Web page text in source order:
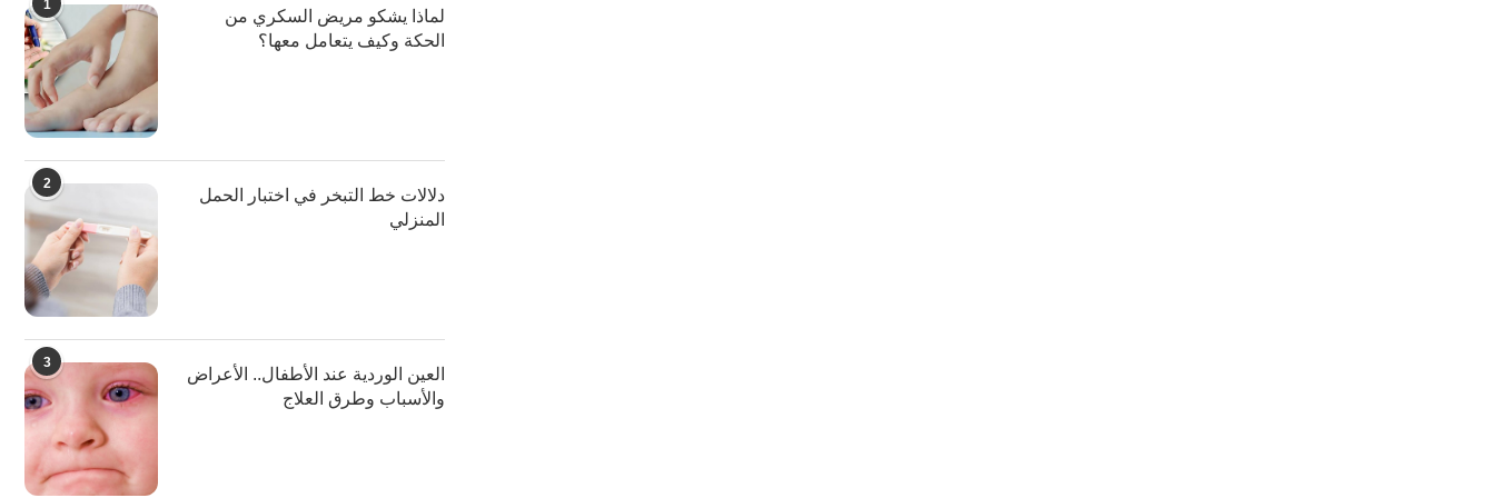
1
لماذا يشكو مريض السكري من
الحكة وكيف يتعامل معها؟
2
دلالات خط التبخر في اختبار الحمل
المنزلي
3
العين الوردية عند الأطفال.. الأعراض
والأسباب وطرق العلاج